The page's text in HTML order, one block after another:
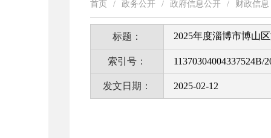
首页 / 政务公开 / 政府信息公开 / 财政信息
标题： 2025年度淄博市博山
索引号： 11370304004337524B/
发文日期： 2025-02-12